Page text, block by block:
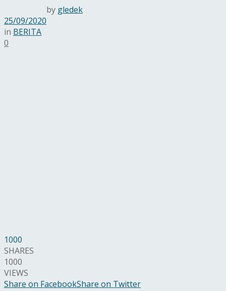
by gledek
25/09/2020
in BERITA
0
1000
SHARES
1000
VIEWS
Share on FacebookShare on Twitter